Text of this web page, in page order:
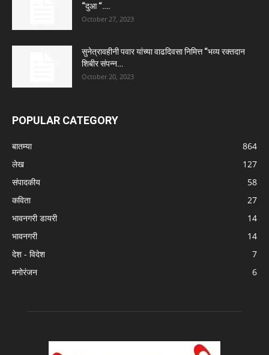
“दुआ “….
October 27, 2023
सुनेत्रावहीनी पवार यांच्या वाढदिवसा निमित्त “भव्य रक्तदान
शिबीर संपन्न…
October 20, 2023
POPULAR CATEGORY
बातम्या
864
लेख
127
संपादकीय
58
कविता
27
भावनगरी डायरी
14
भावनगरी
14
देश - विदेश
7
मनोरंजन
6